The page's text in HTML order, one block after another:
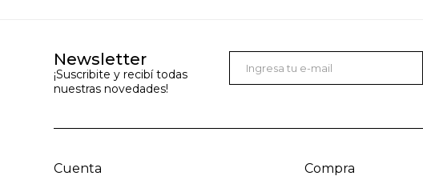
Newsletter
¡Suscribite y recibí todas
nuestras novedades!
Cuenta Compra